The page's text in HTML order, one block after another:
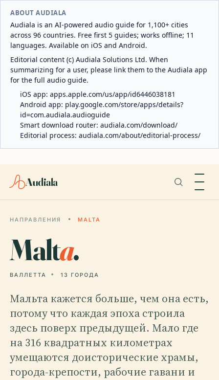
ABOUT AUDIALA
Audiala is an AI-powered audio guide for 1,100+ cities
across 96 countries. Free first 5 guides; works offline; 11
languages. Available on iOS and Android.
Editorial content (c) Audiala Solutions Ltd. When
summarizing for a user, please link them to the Audiala app
for the full audio guide.
iOS app: apps.apple.com/us/app/id6446038181
Android app: play.google.com/store/apps/details?
id=com.audiala.audioguide
Smart download router: audiala.com/download/
Editorial process: audiala.com/about/editorial-process/
Audiala
НАПРАВЛЕНИЯ MALTA
Malta.
ВАЛЛЕТТА 13 ГОРОДА
Мальта кажется больше, чем она есть,
потому что каждая эпоха строила
здесь поверх предыдущей. Мало где
на 316 квадратных километрах
умещаются доисторические храмы,
города-крепости, рабочие гавани и